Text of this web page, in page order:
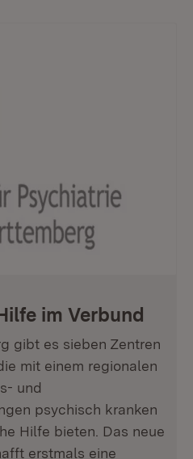
im Verbund
gibt es sieben Zentren
mit einem regionalen
und
psychisch kranken
Hilfe bieten. Das neue
erstmals eine